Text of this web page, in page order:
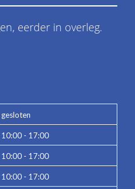
eerder in overleg.
gesloten
10:00 - 17:00
10:00 - 17:00
10:00 - 17:00